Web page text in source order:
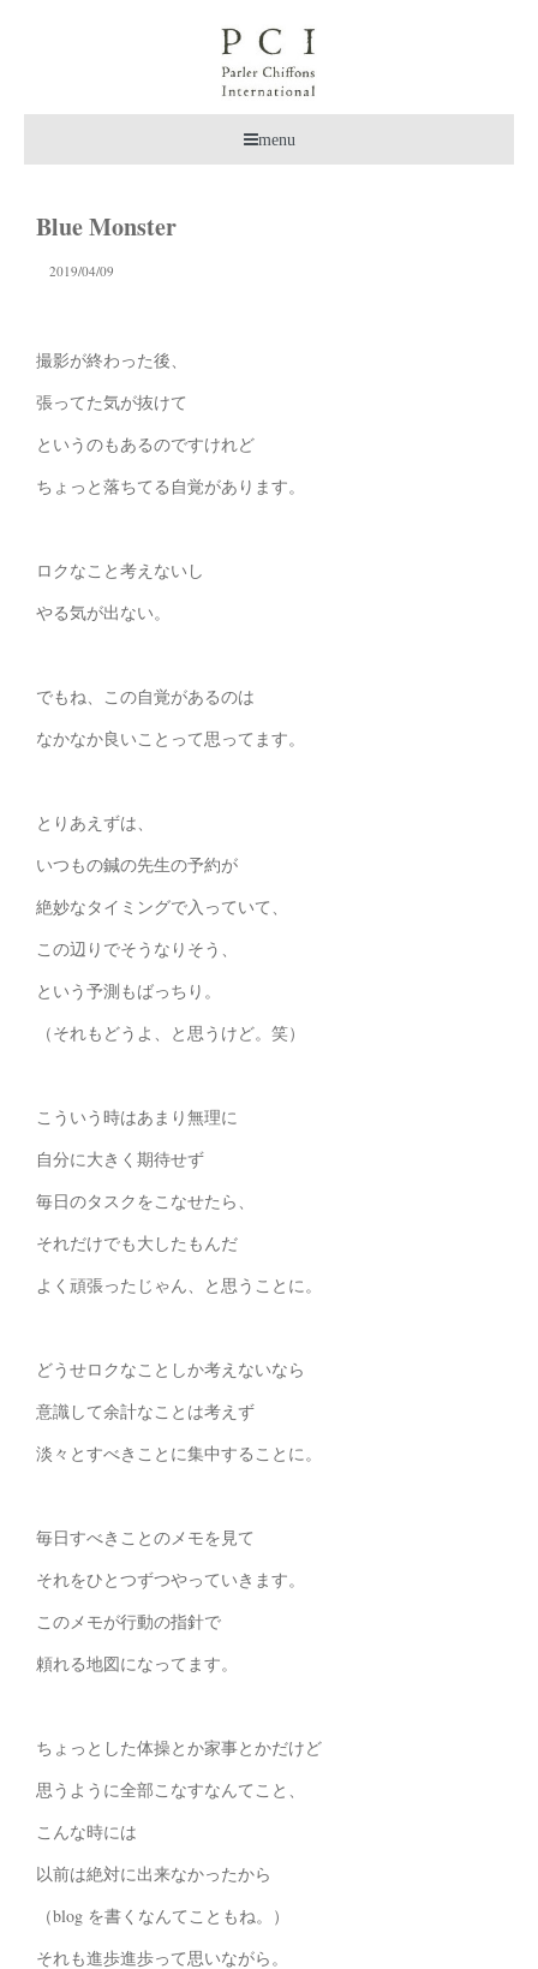
menu
Blue Monster
2019/04/09
撮影が終わった後、
張ってた気が抜けて
というのもあるのですけれど
ちょっと落ちてる自覚があります。
ロクなこと考えないし
やる気が出ない。
でもね、この自覚があるのは
なかなか良いことって思ってます。
とりあえずは、
いつもの鍼の先生の予約が
絶妙なタイミングで入っていて、
この辺りでそうなりそう、
という予測もばっちり。
（それもどうよ、と思うけど。笑）
こういう時はあまり無理に
自分に大きく期待せず
毎日のタスクをこなせたら、
それだけでも大したもんだ
よく頑張ったじゃん、と思うことに。
どうせロクなことしか考えないなら
意識して余計なことは考えず
淡々とすべきことに集中することに。
毎日すべきことのメモを見て
それをひとつずつやっていきます。
このメモが行動の指針で
頼れる地図になってます。
ちょっとした体操とか家事とかだけど
思うように全部こなすなんてこと、
こんな時には
以前は絶対に出来なかったから
（blog を書くなんてこともね。）
それも進歩進歩って思いながら。